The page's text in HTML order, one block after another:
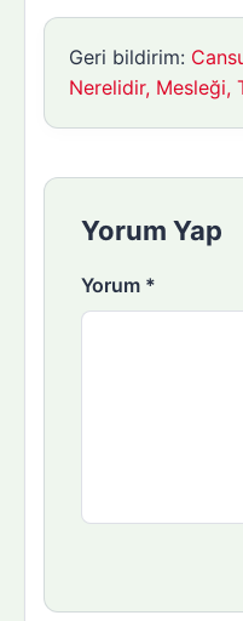
Geri bildirim:
Nerelidir, Mesleği,
Yorum Yap
Yorum *